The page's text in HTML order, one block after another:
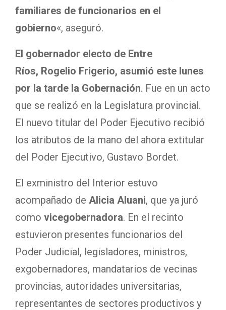
familiares de funcionarios en el
gobierno«, aseguró.
El gobernador electo de Entre
Ríos, Rogelio Frigerio, asumió este lunes
por la tarde la Gobernación. Fue en un acto
que se realizó en la Legislatura provincial.
El nuevo titular del Poder Ejecutivo recibió
los atributos de la mano del ahora extitular
del Poder Ejecutivo, Gustavo Bordet.
El exministro del Interior estuvo
acompañado de Alicia Aluani, que ya juró
como vicegobernadora. En el recinto
estuvieron presentes funcionarios del
Poder Judicial, legisladores, ministros,
exgobernadores, mandatarios de vecinas
provincias, autoridades universitarias,
representantes de sectores productivos y